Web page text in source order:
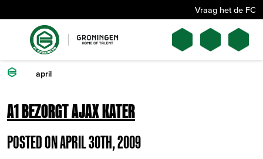
Vraag het de FC
april
A1 BEZORGT AJAX KATER
POSTED ON APRIL 30TH, 2009